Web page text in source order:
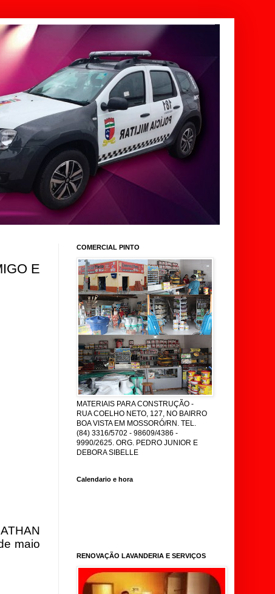
E
maio
COMERCIAL PINTO
MATERIAIS PARA CONSTRUÇÃO -
RUA COELHO NETO, 127, NO BAIRRO
BOA VISTA EM MOSSORÓ/RN. TEL.
(84) 3316/5702 - 98609/4386 -
9990/2625. ORG. PEDRO JUNIOR E
DEBORA SIBELLE
Calendario e hora
RENOVAÇÃO LAVANDERIA E SERVIÇOS